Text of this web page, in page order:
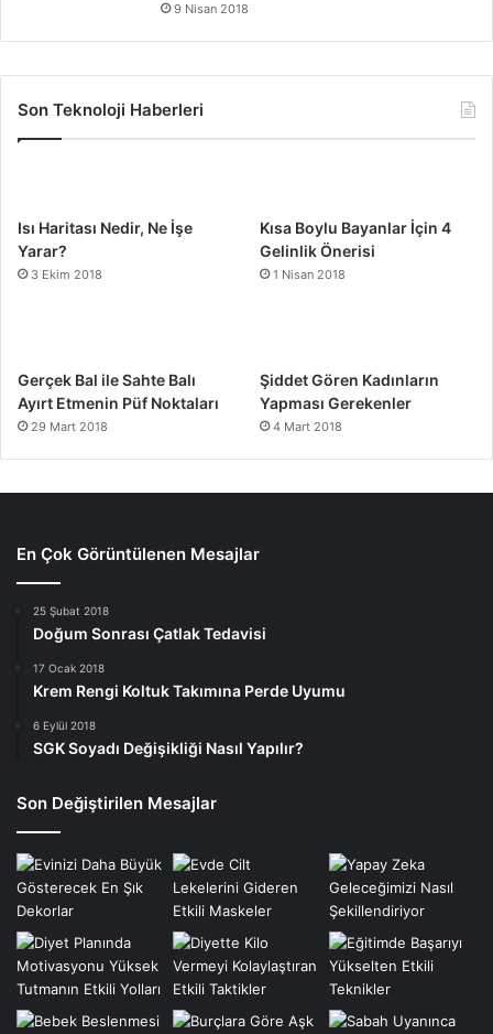
9 Nisan 2018
Son Teknoloji Haberleri
Isı Haritası Nedir, Ne İşe
Yarar?
3 Ekim 2018
Kısa Boylu Bayanlar İçin 4
Gelinlik Önerisi
1 Nisan 2018
Gerçek Bal ile Sahte Balı
Ayırt Etmenin Püf Noktaları
29 Mart 2018
Şiddet Gören Kadınların
Yapması Gerekenler
4 Mart 2018
En Çok Görüntülenen Mesajlar
25 Şubat 2018
Doğum Sonrası Çatlak Tedavisi
17 Ocak 2018
Krem Rengi Koltuk Takımına Perde Uyumu
6 Eylül 2018
SGK Soyadı Değişikliği Nasıl Yapılır?
Son Değiştirilen Mesajlar